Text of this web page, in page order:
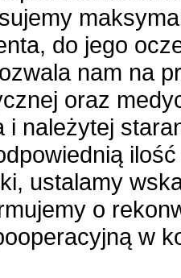
do jego
nam na
oraz
i należytej
ustalamy
o
w